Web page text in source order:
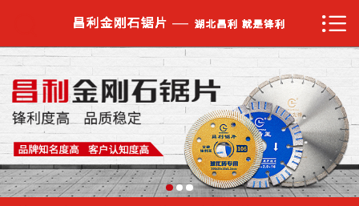
 网站首页
关于昌利
金刚石锯片
小切割片
金刚石磨轮
